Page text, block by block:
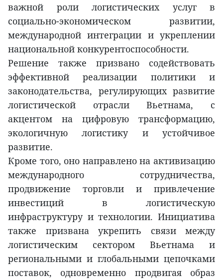
важной роли логистических услуг в
социально-экономическом развитии,
международной интеграции и укреплении
национальной конкурентоспособности.
Решение также призвано содействовать
эффективной реализации политики и
законодательства, регулирующих развитие
логистической отрасли Вьетнама, с
акцентом на цифровую трансформацию,
экологичную логистику и устойчивое
развитие.
Кроме того, оно направлено на активизацию
международного сотрудничества,
продвижение торговли и привлечение
инвестиций в логистическую
инфраструктуру и технологии. Инициатива
также призвана укрепить связи между
логистическим сектором Вьетнама и
региональными и глобальными цепочками
поставок, одновременно продвигая образ